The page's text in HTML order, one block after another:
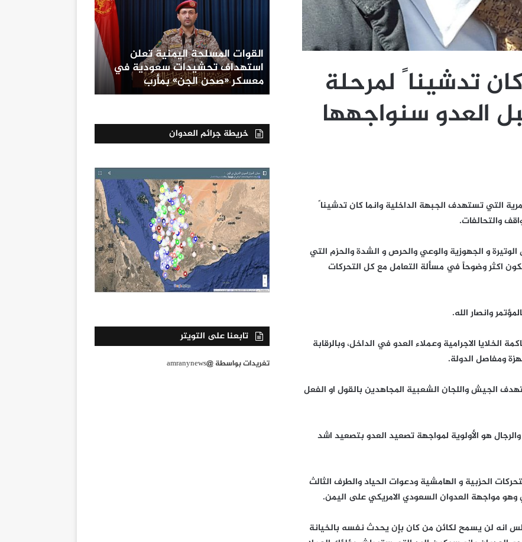
كان تدشينا ً لمرحلة
العدو سنواجهها
التي تستهدف الجبهة الداخلية وانما كان تدشينا
والتحالفات.
و الجهوزية والوعي والحرص و الشدة والحزم التي
اكثر وضوحاً في مسألة التعامل مع كل التحركات
وانصار الله.
الخلايا الاجرامية وعملاء العدو في الداخل، وبالرقابة
ومفاصل الدولة.
الجيش واللجان الشعبية المجاهدين بالقول او الفعل
هو الأولوية لمواجهة تصعيد العدو بتصعيد اشد
الحزبية و الهامشية ودعوات الحياد والطرف الثالث
مواجهة العدوان السعودي الامريكي على اليمن.
اليمني الحر في يوم 24 اغسطس انه لن يسمح لكائن من كان بإن يحدث نفسه بالخيانة
القوات المسلحة اليمنية تعلن
استهداف تحشيدات سعودية في
معسكر «صحن الجن» بمأرب
خريطة جرائم العدوان
تابعنا على التويتر
تغريدات بواسطة @amranynews